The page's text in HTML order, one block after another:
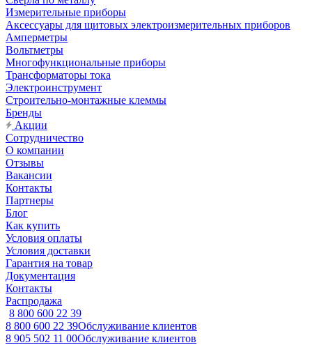
Измерительные приборы
Аксессуары для щитовых электроизмерительных приборов
Амперметры
Вольтметры
Многофункциональные приборы
Трансформаторы тока
Электроинструмент
Строительно-монтажные клеммы
Бренды
Акции
Сотрудничество
О компании
Отзывы
Вакансии
Контакты
Партнеры
Блог
Как купить
Условия оплаты
Условия доставки
Гарантия на товар
Документация
Контакты
Распродажа
8 800 600 22 39
8 800 600 22 39Обслуживание клиентов
8 905 502 11 00Обслуживание клиентов